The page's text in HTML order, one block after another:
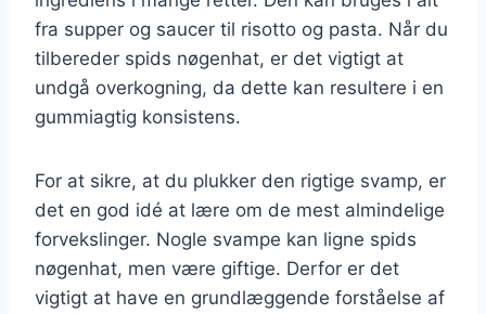
fra supper og saucer til risotto og pasta. Når du
tilbereder spids nøgenhat, er det vigtigt at
undgå overkogning, da dette kan resultere i en
gummiagtig konsistens.
For at sikre, at du plukker den rigtige svamp, er
det en god idé at lære om de mest almindelige
forvekslinger. Nogle svampe kan ligne spids
nøgenhat, men være giftige. Derfor er det
vigtigt at have en grundlæggende forståelse af